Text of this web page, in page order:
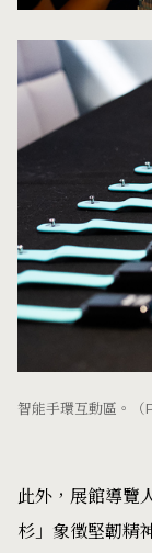
智能手環互動區。（
此外，展館導覽
杉」象徵堅韌精